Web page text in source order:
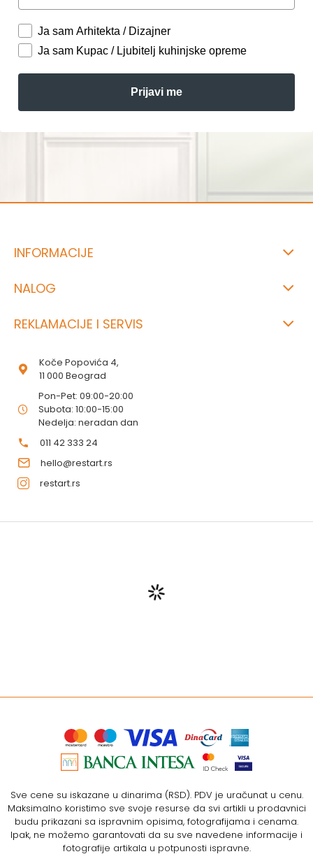
Ja sam Arhitekta / Dizajner
Ja sam Kupac / Ljubitelj kuhinjske opreme
Prijavi me
INFORMACIJE
NALOG
REKLAMACIJE I SERVIS
Koče Popovića 4,
11 000 Beograd
Pon-Pet: 09:00-20:00
Subota: 10:00-15:00
Nedelja: neradan dan
011 42 333 24
hello@restart.rs
restart.rs
Sve cene su iskazane u dinarima (RSD). PDV je uračunat u cenu.
Maksimalno koristimo sve svoje resurse da svi artikli u prodavnici
budu prikazani sa ispravnim opisima, fotografijama i cenama.
Ipak, ne možemo garantovati da su sve navedene informacije i
fotografije artikala u potpunosti ispravne.